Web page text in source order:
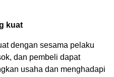
kuat
dengan sesama pelaku
dan pembeli dapat
usaha dan menghadapi